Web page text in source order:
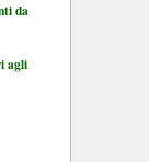
da
agli